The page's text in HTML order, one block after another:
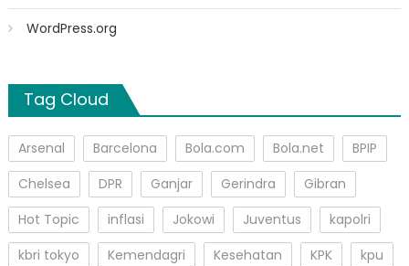
WordPress.org
Tag Cloud
Arsenal Barcelona Bola.com Bola.net
BPIP
Chelsea
DPR Ganjar Gerindra
Gibran
Hot Topic
inflasi Jokowi Juventus
kapolri
kbri tokyo
Kemendagri Kesehatan KPK
kpu